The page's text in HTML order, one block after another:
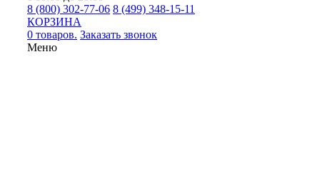
8 (800) 302-77-06 8 (499) 348-15-11
КОРЗИНА
0 товаров. Заказать звонок
Меню